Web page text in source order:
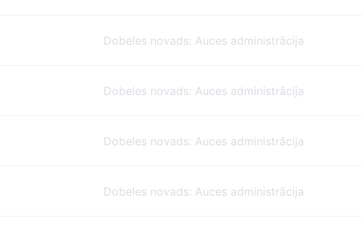
Dobeles novads: Auces administrācija
Dobeles novads: Auces administrācija
Dobeles novads: Auces administrācija
Dobeles novads: Auces administrācija